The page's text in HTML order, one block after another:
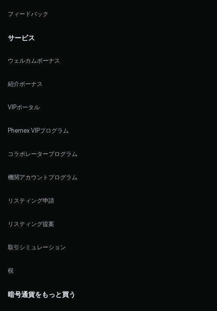
フィードバック
サービス
ウェルカムボーナス
紹介ボーナス
VIPポータル
Phemex VIPプログラム
コラボレータープログラム
機関アカウントプログラム
リスティング申請
リスティング提案
取引シミュレーション
税
暗号通貨をもっと買う